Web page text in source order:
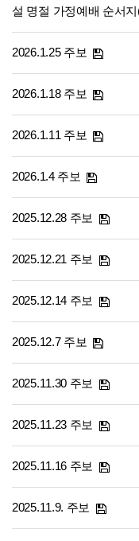
설 명절 가정예배 순서
2026.1.25 주보
2026.1.18 주보
2026.1.11 주보
2026.1.4 주보
2025.12.28 주보
2025.12.21 주보
2025.12.14 주보
2025.12.7 주보
2025.11.30 주보
2025.11.23 주보
2025.11.16 주보
2025.11.9. 주보